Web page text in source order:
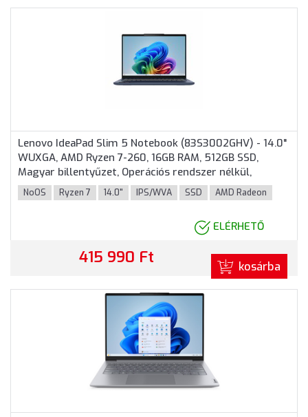
Lenovo IdeaPad Slim 5 Notebook (83S3002GHV) - 14.0"
WUXGA, AMD Ryzen 7-260, 16GB RAM, 512GB SSD,
Magyar billentyűzet, Operációs rendszer nélkül,
hálózati adapter nélkül, 3 év garancia, Kék színben
NoOS Ryzen 7 14.0" IPS/WVA SSD AMD Radeon
ELÉRHETŐ
415 990 Ft kosárba